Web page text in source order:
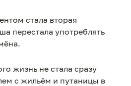
стала вторая
перестала употреблять
жизнь не стала сразу
с жильём и путаницы в